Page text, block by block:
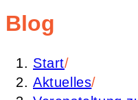
Blog
Start/
Aktuelles/